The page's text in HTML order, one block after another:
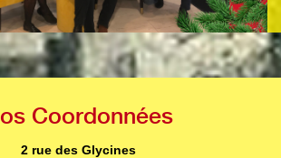
nos Coordonnées
2 rue des Glycines